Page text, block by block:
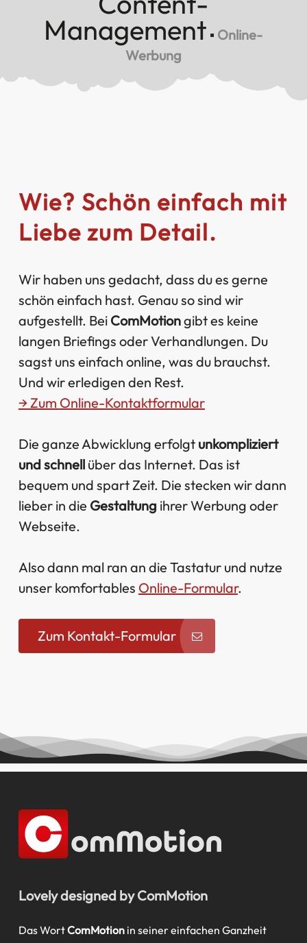
Management ▪ Online-
Werbung
Wie? Schön einfach mit
Liebe zum Detail.
Wir haben uns gedacht, dass du es gerne
schön einfach hast. Genau so sind wir
aufgestellt. Bei ComMotiongibt es keine
langen Briefings oder Verhandlungen. Du
sagst uns einfach online, was du brauchst.
Und wir erledigen den Rest.
→ Zum Online-Kontaktformular
Die ganze Abwicklung erfolgt unkompliziert
und schnellüber das Internet. Das ist
bequem und spart Zeit. Die stecken wir dann
lieber in die Gestaltung ihrer Werbung oder
Webseite.
Also dann mal ran an die Tastatur und nutze
unser komfortables Online-Formular.
Zum Kontakt-Formular
Lovely designed by ComMotion
Das WortComMotionin seiner einfachen Ganzheit